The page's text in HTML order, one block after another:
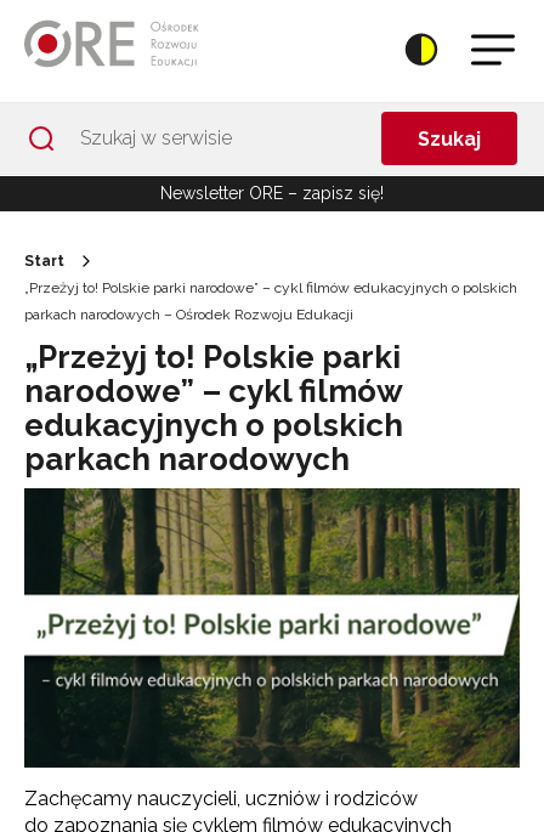
Szukaj
Newsletter ORE – zapisz się!
Start
„Przeżyj to! Polskie parki narodowe” – cykl filmów edukacyjnych o polskich
parkach narodowych – Ośrodek Rozwoju Edukacji
„Przeżyj to! Polskie parki
narodowe” – cykl filmów
edukacyjnych o polskich
parkach narodowych
Zachęcamy nauczycieli, uczniów i rodziców
do zapoznania się cyklem filmów edukacyjnych